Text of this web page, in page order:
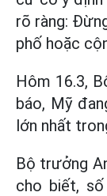
rõ ràng:
phố hoặc
Hôm 16.3,
báo, Mỹ
lớn nhất
Bộ trưởng
cho biết,